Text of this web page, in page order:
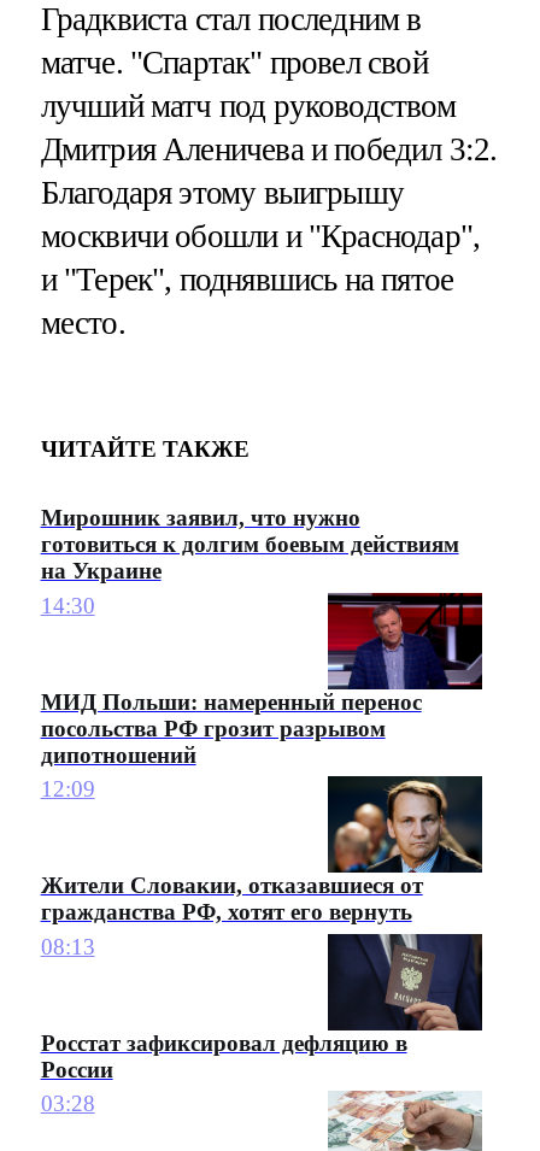
Градквиста стал последним в
матче. "Спартак" провел свой
лучший матч под руководством
Дмитрия Аленичева и победил 3:2.
Благодаря этому выигрышу
москвичи обошли и "Краснодар",
и "Терек", поднявшись на пятое
место.
ЧИТАЙТЕ ТАКЖЕ
Мирошник заявил, что нужно
готовиться к долгим боевым действиям
на Украине
14:30
МИД Польши: намеренный перенос
посольства РФ грозит разрывом
дипотношений
12:09
Жители Словакии, отказавшиеся от
гражданства РФ, хотят его вернуть
08:13
Росстат зафиксировал дефляцию в
России
03:28